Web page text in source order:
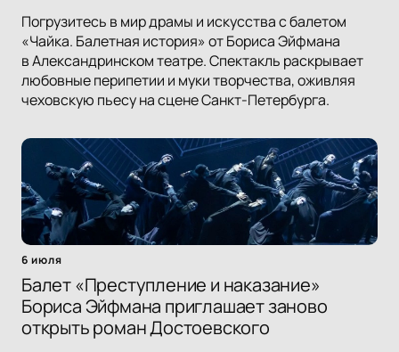
Погрузитесь в мир драмы и искусства с балетом
«Чайка. Балетная история» от Бориса Эйфмана
в Александринском театре. Спектакль раскрывает
любовные перипетии и муки творчества, оживляя
чеховскую пьесу на сцене Санкт-Петербурга.
6 июля
Балет «Преступление и наказание»
Бориса Эйфмана приглашает заново
открыть роман Достоевского